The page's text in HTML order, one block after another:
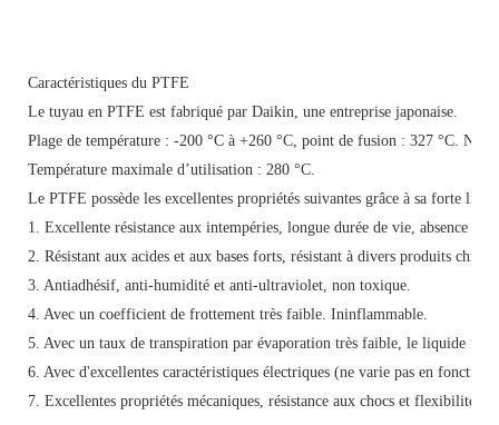
Caractéristiques du PTFE
Le tuyau en PTFE est fabriqué par Daikin, une entreprise japonaise.
Plage de température : -200 °C à +260 °C, point de fusion : 327 °C. Ne
Température maximale d’utilisation : 280 °C.
Le PTFE possède les excellentes propriétés suivantes grâce à sa forte
1. Excellente résistance aux intempéries, longue durée de vie, absence
2. Résistant aux acides et aux bases forts, résistant à divers produits
3. Antiadhésif, anti-humidité et anti-ultraviolet, non toxique.
4. Avec un coefficient de frottement très faible. Ininflammable.
5. Avec un taux de transpiration par évaporation très faible, le liquide
6. Avec d'excellentes caractéristiques électriques (ne varie pas en fonction
7. Excellentes propriétés mécaniques, résistance aux chocs et flexibilité.